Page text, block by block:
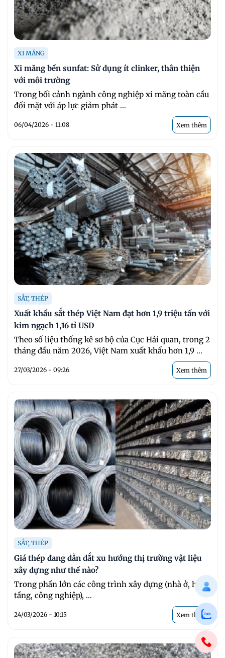
XI MĂNG
Xi măng bền sunfat: Sử dụng ít clinker, thân thiện
với môi trường
Trong bối cảnh ngành công nghiệp xi măng toàn cầu
đối mặt với áp lực giảm phát ...
06/04/2026 - 11:08 Xem thêm
SẮT, THÉP
Xuất khẩu sắt thép Việt Nam đạt hơn 1,9 triệu tấn với
kim ngạch 1,16 tỉ USD
Theo số liệu thống kê sơ bộ của Cục Hải quan, trong 2
tháng đầu năm 2026, Việt Nam xuất khẩu hơn 1,9 ...
27/03/2026 - 09:26 Xem thêm
SẮT, THÉP
Giá thép đang dẫn dắt xu hướng thị trường vật liệu
xây dựng như thế nào?
Trong phần lớn các công trình xây dựng (nhà ở, hạ
tầng, công nghiệp), ...
24/03/2026 - 10:15 Xem thêm